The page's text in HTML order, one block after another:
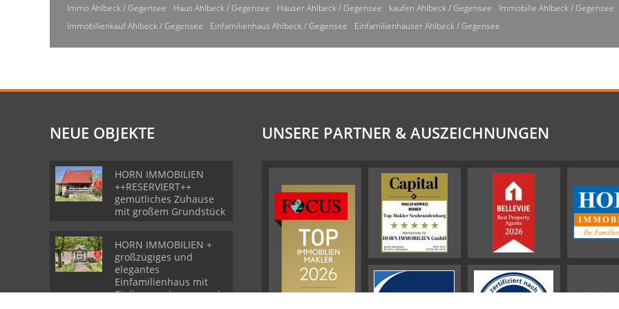
Immo Ahlbeck / Gegensee Haus Ahlbeck / Gegensee Häuser Ahlbeck / Gegensee kaufen Ahlbeck / Gegensee
Immobilie Ahlbeck / Gegensee
Immobilienkauf Ahlbeck / Gegensee
Einfamilienhaus Ahlbeck / Gegensee Einfamilienhäuser Ahlbeck / Gegensee
NEUE OBJEKTE
HORN IMMOBILIEN
++RESERVIERT++
gemütliches Zuhause
mit großem Grundstück
HORN IMMOBILIEN +
großzügiges und
elegantes
Einfamilienhaus mit
Einliegerwohnung und
UNSERE PARTNER & AUSZEICHNUNGEN